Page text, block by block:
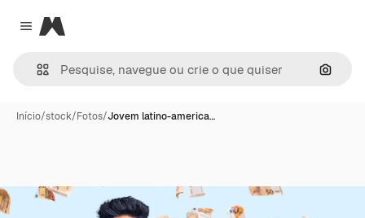
Close menu
Magnific
Início/stock/Fotos/Jovem latino-america…